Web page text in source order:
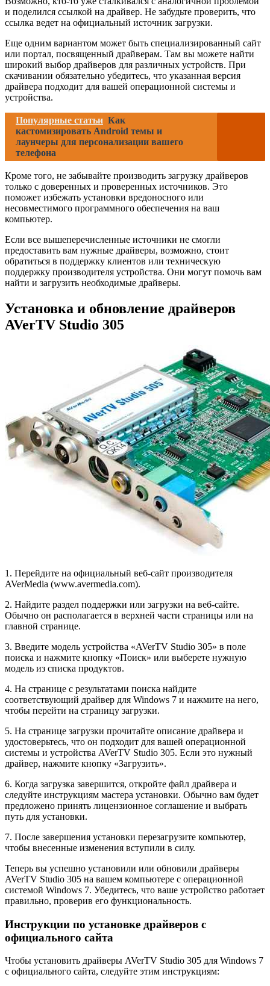
и поделился ссылкой на драйвер. Не забудьте проверить, что
ссылка ведет на официальный источник загрузки.
Еще одним вариантом может быть специализированный сайт
или портал, посвященный драйверам. Там вы можете найти
широкий выбор драйверов для различных устройств. При
скачивании обязательно убедитесь, что указанная версия
драйвера подходит для вашей операционной системы и
устройства.
Популярные статьи Как
кастомизировать Android темы и
лаунчеры для персонализации вашего
телефона
Кроме того, не забывайте производить загрузку драйверов
только с доверенных и проверенных источников. Это
поможет избежать установки вредоносного или
несовместимого программного обеспечения на ваш
компьютер.
Если все вышеперечисленные источники не смогли
предоставить вам нужные драйверы, возможно, стоит
обратиться в поддержку клиентов или техническую
поддержку производителя устройства. Они могут помочь вам
найти и загрузить необходимые драйверы.
Установка и обновление драйверов
AVerTV Studio 305
1. Перейдите на официальный веб-сайт производителя
AVerMedia (www.avermedia.com).
2. Найдите раздел поддержки или загрузки на веб-сайте.
Обычно он располагается в верхней части страницы или на
главной странице.
3. Введите модель устройства «AVerTV Studio 305» в поле
поиска и нажмите кнопку «Поиск» или выберете нужную
модель из списка продуктов.
4. На странице с результатами поиска найдите
соответствующий драйвер для Windows 7 и нажмите на него,
чтобы перейти на страницу загрузки.
5. На странице загрузки прочитайте описание драйвера и
удостоверьтесь, что он подходит для вашей операционной
системы и устройства AVerTV Studio 305. Если это нужный
драйвер, нажмите кнопку «Загрузить».
6. Когда загрузка завершится, откройте файл драйвера и
следуйте инструкциям мастера установки. Обычно вам будет
предложено принять лицензионное соглашение и выбрать
путь для установки.
7. После завершения установки перезагрузите компьютер,
чтобы внесенные изменения вступили в силу.
Теперь вы успешно установили или обновили драйверы
AVerTV Studio 305 на вашем компьютере с операционной
системой Windows 7. Убедитесь, что ваше устройство работает
правильно, проверив его функциональность.
Инструкции по установке драйверов с
официального сайта
Чтобы установить драйверы AVerTV Studio 305 для Windows 7
с официального сайта, следуйте этим инструкциям: